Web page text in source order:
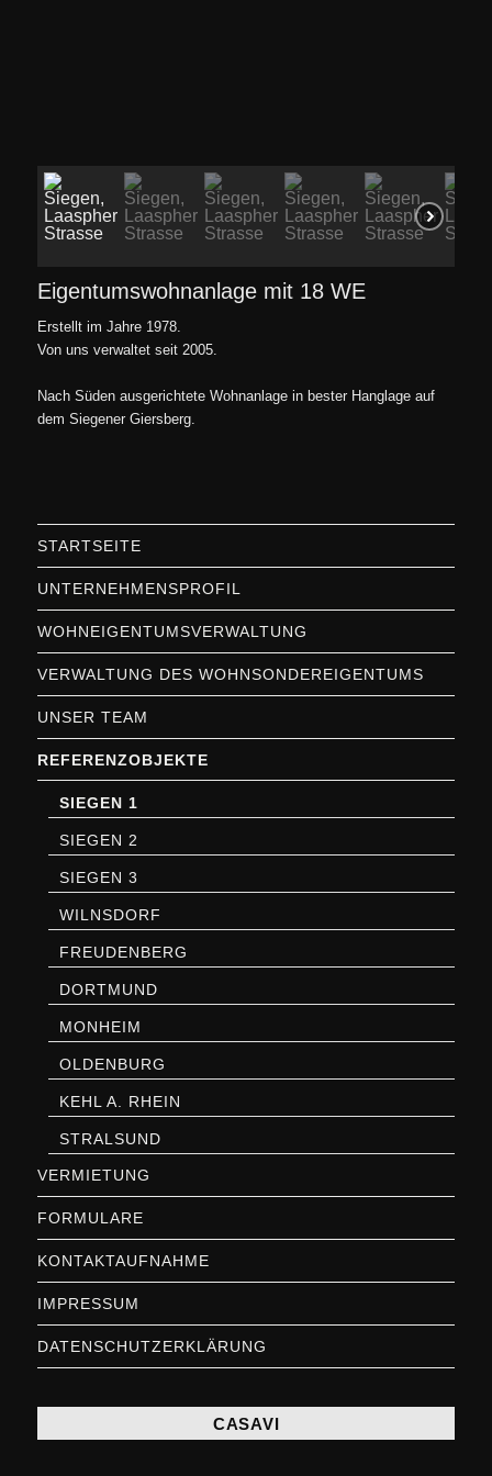
Eigentumswohnanlage mit 18 WE
Erstellt im Jahre 1978.
Von uns verwaltet seit 2005.
Nach Süden ausgerichtete Wohnanlage in bester Hanglage auf
dem Siegener Giersberg.
STARTSEITE
UNTERNEHMENSPROFIL
WOHNEIGENTUMSVERWALTUNG
VERWALTUNG DES WOHNSONDEREIGENTUMS
UNSER TEAM
REFERENZOBJEKTE
SIEGEN 1
SIEGEN 2
SIEGEN 3
WILNSDORF
FREUDENBERG
DORTMUND
MONHEIM
OLDENBURG
KEHL A. RHEIN
STRALSUND
VERMIETUNG
FORMULARE
KONTAKTAUFNAHME
IMPRESSUM
DATENSCHUTZERKLÄRUNG
CASAVI